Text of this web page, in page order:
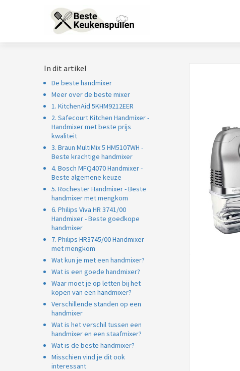
In dit artikel
De beste handmixer
Meer over de beste mixer
1. KitchenAid 5KHM9212EER
2. Safecourt Kitchen Handmixer -
Handmixer met beste prijs
kwaliteit
3. Braun MultiMix 5 HM5107WH -
Beste krachtige handmixer
4. Bosch MFQ4070 Handmixer -
Beste algemene keuze
5. Rochester Handmixer - Beste
handmixer met mengkom
6. Philips Viva HR 3741/00
Handmixer - Beste goedkope
handmixer
7. Philips HR3745/00 Handmixer
met mengkom
Wat kun je met een handmixer?
Wat is een goede handmixer?
Waar moet je op letten bij het
kopen van een handmixer?
Verschillende standen op een
handmixer
Wat is het verschil tussen een
handmixer en een staafmixer?
Wat is de beste handmixer?
Misschien vind je dit ook
interessant